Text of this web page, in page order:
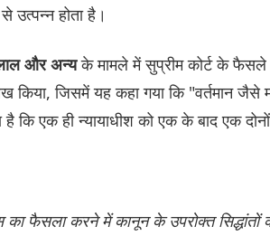
होता है।
और अन्यके मामले में सुप्रीम कोर्ट के
जिसमें यह कहा गया कि "वर्तमान
है कि एक ही न्यायाधीश को एक के बाद एक
फैसला करने में कानून के उपरोक्त सिद्धांतों को